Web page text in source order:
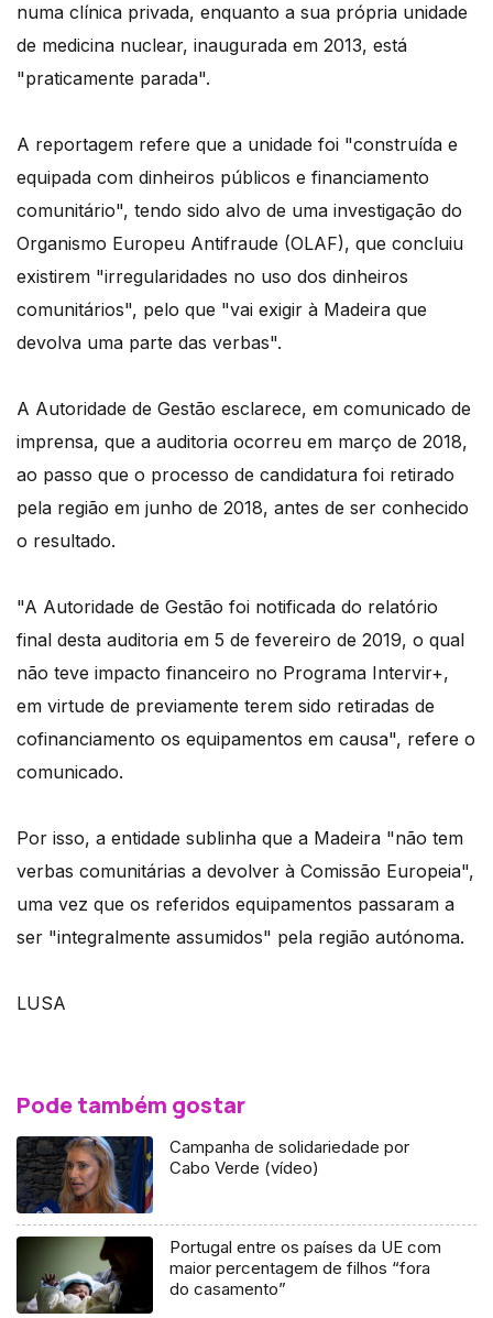
numa clínica privada, enquanto a sua própria unidade
de medicina nuclear, inaugurada em 2013, está
"praticamente parada".
A reportagem refere que a unidade foi "construída e
equipada com dinheiros públicos e financiamento
comunitário", tendo sido alvo de uma investigação do
Organismo Europeu Antifraude (OLAF), que concluiu
existirem "irregularidades no uso dos dinheiros
comunitários", pelo que "vai exigir à Madeira que
devolva uma parte das verbas".
A Autoridade de Gestão esclarece, em comunicado de
imprensa, que a auditoria ocorreu em março de 2018,
ao passo que o processo de candidatura foi retirado
pela região em junho de 2018, antes de ser conhecido
o resultado.
"A Autoridade de Gestão foi notificada do relatório
final desta auditoria em 5 de fevereiro de 2019, o qual
não teve impacto financeiro no Programa Intervir+,
em virtude de previamente terem sido retiradas de
cofinanciamento os equipamentos em causa", refere o
comunicado.
Por isso, a entidade sublinha que a Madeira "não tem
verbas comunitárias a devolver à Comissão Europeia",
uma vez que os referidos equipamentos passaram a
ser "integralmente assumidos" pela região autónoma.
LUSA
Pode também gostar
Campanha de solidariedade por
Cabo Verde (vídeo)
Portugal entre os países da UE com
maior percentagem de filhos “fora
do casamento”